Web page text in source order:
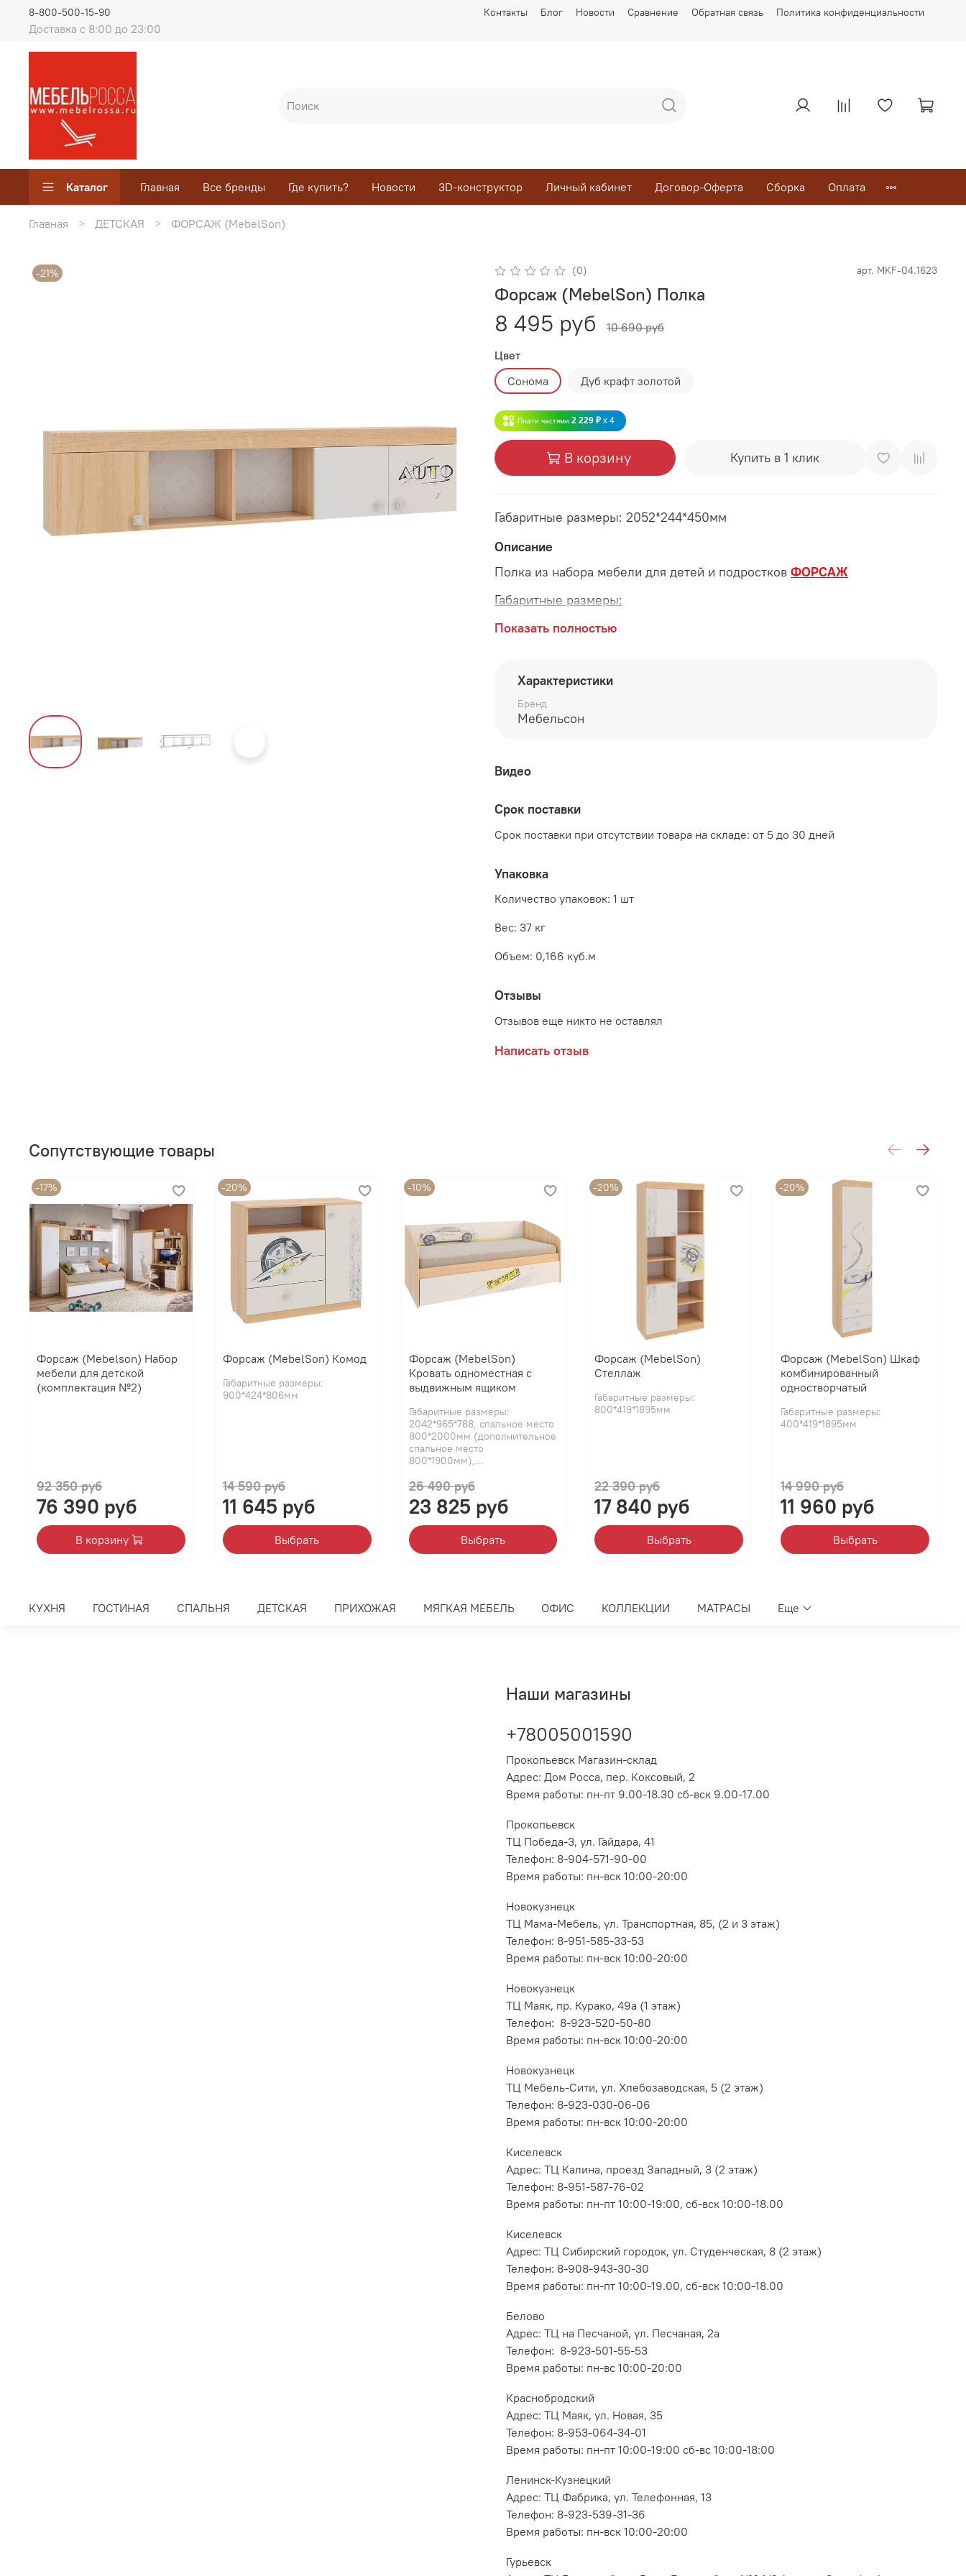
Контакты Блог Новости Сравнение Обратная связь Политика конфиденциальности
Доставка с 8:00 до 23:00
8-800-500-15-90
Каталог Главная Все бренды Где купить? Новости 3D-конструктор Личный кабинет Договор-Оферта Сборка Оплата
Главная ДЕТСКАЯ ФОРСАЖ (MebelSon)
-21% (0) арт. MKF-04.1623
Форсаж (MebelSon) Полка
8 495 руб
10 690 руб
Цвет
Сонома
Дуб крафт золотой
Плати частями 2 229 ₽ x 4
В корзину Купить в 1 клик
Габаритные размеры: 2052*244*450мм
Описание
Полка из набора мебели для детей и подростков ФОРСАЖ
Габаритные размеры:
длина 2052 мм
высота 450 мм
Производитель:
Мебельная фабрика МЕБЕЛЬСОН (MEBELSON)
Показать полностью
Характеристики
Бренд
Мебельсон
Видео
Срок поставки
Срок поставки при отсутствии товара на складе: от 5 до 30 дней
Упаковка
Количество упаковок: 1 шт
Вес: 37 кг
Объем: 0,166 куб.м
Отзывы
Отзывов еще никто не оставлял
Написать отзыв
Сопутствующие товары
-17%
Форсаж (Mebelson) Набор
мебели для детской
(комплектация №2)
92 350 руб
76 390 руб
В корзину
-20%
Форсаж (MebelSon) Комод
Габаритные размеры:
900*424*806мм
14 590 руб
11 645 руб
Выбрать
-10%
Форсаж (MebelSon)
Кровать одноместная с
выдвижным ящиком
Габаритные размеры:
2042*965*788, спальное место
800*2000мм (дополнительное
спальное место
800*1900мм),...
26 490 руб
23 825 руб
Выбрать
-20%
Форсаж (MebelSon)
Стеллаж
Габаритные размеры:
800*419*1895мм
22 390 руб
17 840 руб
Выбрать
-20%
Форсаж (MebelSon) Шкаф
комбинированный
одностворчатый
Габаритные размеры:
400*419*1895мм
14 990 руб
11 960 руб
Выбрать
КУХНЯ ГОСТИНАЯ СПАЛЬНЯ ДЕТСКАЯ ПРИХОЖАЯ МЯГКАЯ МЕБЕЛЬ ОФИС КОЛЛЕКЦИИ МАТРАСЫ Еще
Наши магазины
+78005001590
Прокопьевск Магазин-склад
Адрес: Дом Росса, пер. Коксовый, 2
Время работы: пн-пт 9.00-18.30 сб-вск 9.00-17.00
Прокопьевск
ТЦ Победа-3, ул. Гайдара, 41
Телефон: 8-904-571-90-00
Время работы: пн-вск 10:00-20:00
Новокузнецк
ТЦ Мама-Мебель, ул. Транспортная, 85, (2 и 3 этаж)
Телефон: 8-951-585-33-53
Время работы: пн-вск 10:00-20:00
Новокузнецк
ТЦ Маяк, пр. Курако, 49а (1 этаж)
Телефон: 8-923-520-50-80
Время работы: пн-вск 10:00-20:00
Новокузнецк
ТЦ Мебель-Сити, ул. Хлебозаводская, 5 (2 этаж)
Телефон: 8-923-030-06-06
Время работы: пн-вск 10:00-20:00
Киселевск
Адрес: ТЦ Калина, проезд Западный, 3 (2 этаж)
Телефон: 8-951-587-76-02
Время работы: пн-пт 10:00-19:00, сб-вск 10:00-18.00
Киселевск
Адрес: ТЦ Сибирский городок, ул. Студенческая, 8 (2 этаж)
Телефон: 8-908-943-30-30
Время работы: пн-пт 10:00-19.00, сб-вск 10:00-18.00
Белово
Адрес: ТЦ на Песчаной, ул. Песчаная, 2а
Телефон: 8-923-501-55-53
Время работы: пн-вс 10:00-20:00
Краснобродский
Адрес: ТЦ Маяк, ул. Новая, 35
Телефон: 8-953-064-34-01
Время работы: пн-пт 10:00-19:00 сб-вс 10:00-18:00
Ленинск-Кузнецкий
Адрес: ТЦ Фабрика, ул. Телефонная, 13
Телефон: 8-923-539-31-36
Время работы: пн-вск 10:00-20:00
Гурьевск